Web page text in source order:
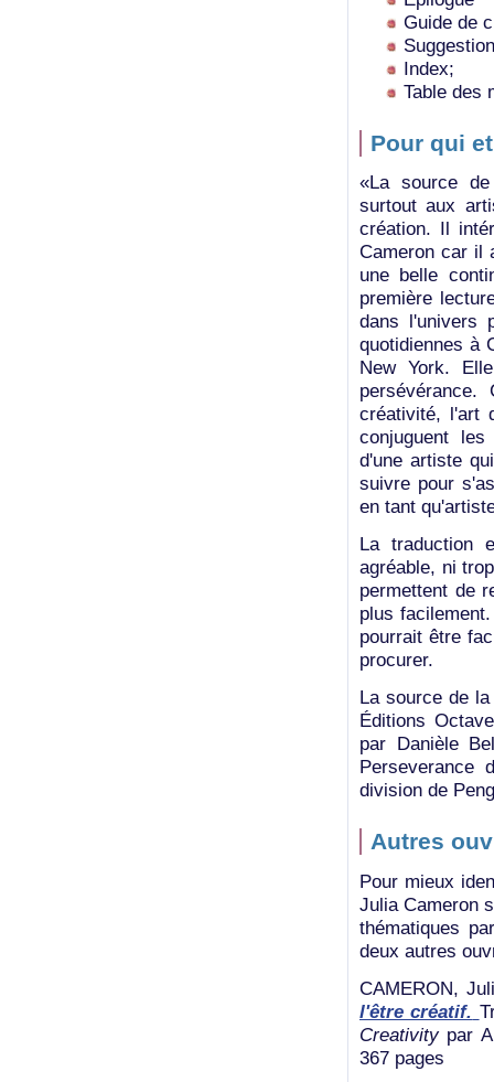
Guide de
Index;
Table des
Pour qui
«La source
surtout aux
création. Il
Cameron car il
une belle
première
dans l'univers
quotidiennes à
New York.
créativité, l'art
conjuguent
d'une artiste
suivre pour
en tant
La traduction
agréable, ni
permettent de
plus
pourrait être
procurer.
La source de
Éditions
par Danièle
Perseverance
division de
Autres
Pour mieux
Julia Cameron
thématiques
deux autres
CAMERON,
l'être créatif.
Creativitypar
367 pages